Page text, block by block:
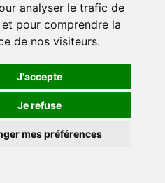
analyser le trafic de
pour comprendre la
de nos visiteurs.
J'accepte
Je refuse
mes préférences